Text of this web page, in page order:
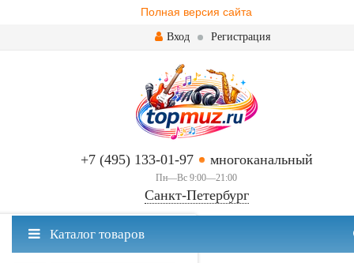
Полная версия сайта
Вход Регистрация
+7 (495) 133-01-97 многоканальный
Пн—Вс 9:00—21:00
Санкт-Петербург
Санкт-Петербург ваш город?
Каталог товаров